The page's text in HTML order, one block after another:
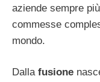
aziende sempre
commesse
mondo.
Dalla fusione